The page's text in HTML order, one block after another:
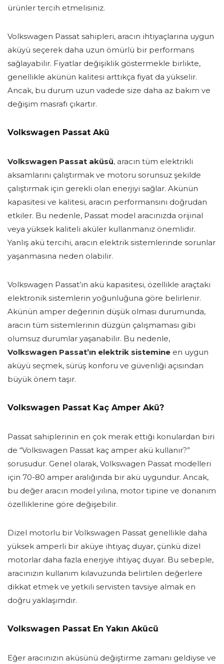
ürünler tercih etmelisiniz.
Volkswagen Passat sahipleri, aracın ihtiyaçlarına uygun
aküyü seçerek daha uzun ömürlü bir performans
sağlayabilir. Fiyatlar değişiklik göstermekle birlikte,
genellikle akünün kalitesi arttıkça fiyat da yükselir.
Ancak, bu durum uzun vadede size daha az bakım ve
değişim masrafı çıkartır.
Volkswagen Passat Akü
Volkswagen Passat aküsü, aracın tüm elektrikli
aksamlarını çalıştırmak ve motoru sorunsuz şekilde
çalıştırmak için gerekli olan enerjiyi sağlar. Akünün
kapasitesi ve kalitesi, aracın performansını doğrudan
etkiler. Bu nedenle, Passat model aracınızda orijinal
veya yüksek kaliteli aküler kullanmanız önemlidir.
Yanlış akü tercihi, aracın elektrik sistemlerinde sorunlar
yaşanmasına neden olabilir.
Volkswagen Passat’ın akü kapasitesi, özellikle araçtaki
elektronik sistemlerin yoğunluğuna göre belirlenir.
Akünün amper değerinin düşük olması durumunda,
aracın tüm sistemlerinin düzgün çalışmaması gibi
olumsuz durumlar yaşanabilir. Bu nedenle,
Volkswagen Passat’ın elektrik sistemine en uygun
aküyü seçmek, sürüş konforu ve güvenliği açısından
büyük önem taşır.
Volkswagen Passat Kaç Amper Akü?
Passat sahiplerinin en çok merak ettiği konulardan biri
de “Volkswagen Passat kaç amper akü kullanır?”
sorusudur. Genel olarak, Volkswagen Passat modelleri
için 70-80 amper aralığında bir akü uygundur. Ancak,
bu değer aracın model yılına, motor tipine ve donanım
özelliklerine göre değişebilir.
Dizel motorlu bir Volkswagen Passat genellikle daha
yüksek amperli bir aküye ihtiyaç duyar, çünkü dizel
motorlar daha fazla enerjiye ihtiyaç duyar. Bu sebeple,
aracınızın kullanım kılavuzunda belirtilen değerlere
dikkat etmek ve yetkili servisten tavsiye almak en
doğru yaklaşımdır.
Volkswagen Passat En Yakın Akücü
Eğer aracınızın aküsünü değiştirme zamanı geldiyse ve